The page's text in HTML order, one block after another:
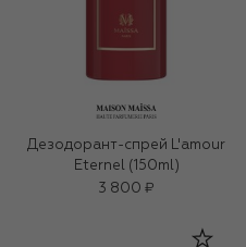
Дезодорант-спрей L'amour
Eternel (150ml)
3 800 ₽